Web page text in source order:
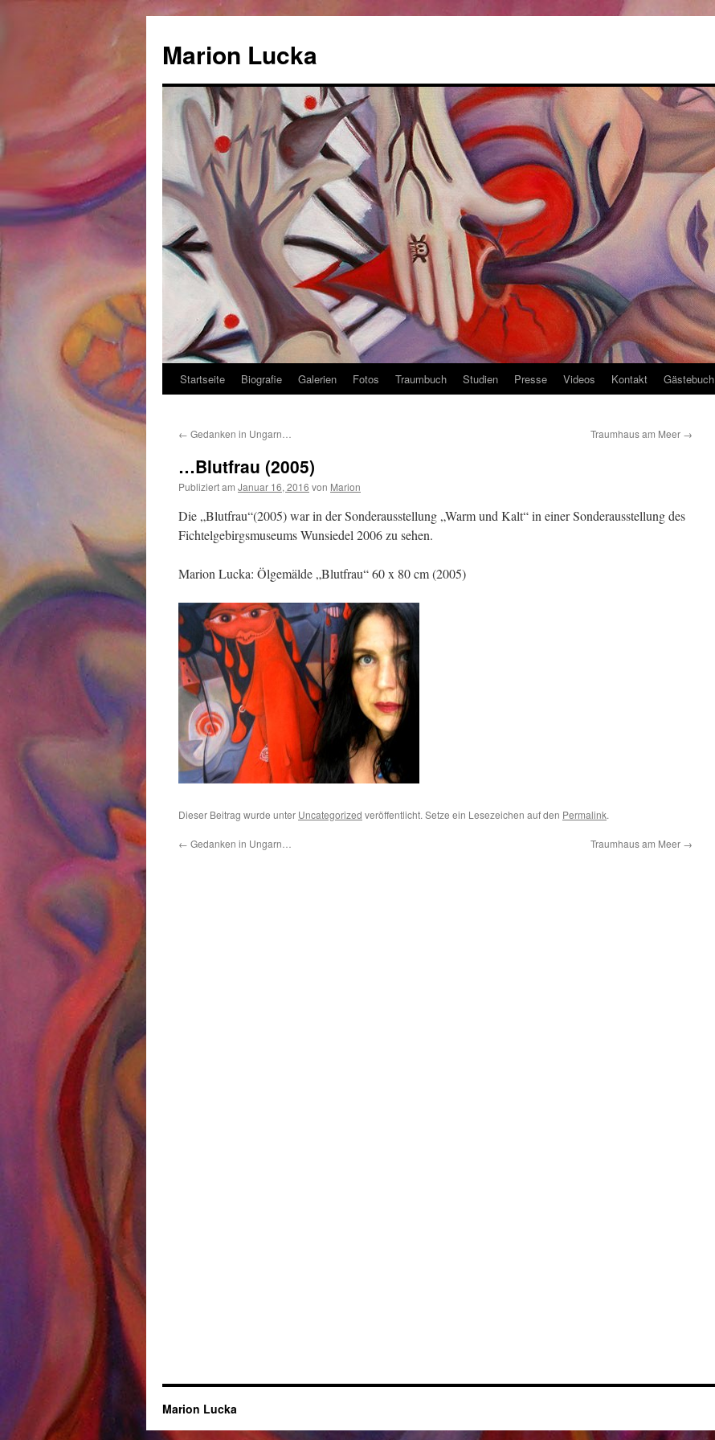
Marion Lucka
Zum
springen
Startseite Biografie Galerien Fotos Traumbuch Studien Presse Videos Kontakt Gästebuch
← Gedanken in Ungarn… Traumhaus am Meer →
…Blutfrau (2005)
Publiziert am Januar 16, 2016 von Marion
Die „Blutfrau“(2005) war in der Sonderausstellung „Warm und Kalt“ in einer Sonderausstellung des
Fichtelgebirgsmuseums Wunsiedel 2006 zu sehen.
Marion Lucka: Ölgemälde „Blutfrau“ 60 x 80 cm (2005)
Dieser Beitrag wurde unter Uncategorized veröffentlicht. Setze ein Lesezeichen auf den Permalink.
← Gedanken in Ungarn… Traumhaus am Meer →
Marion Lucka